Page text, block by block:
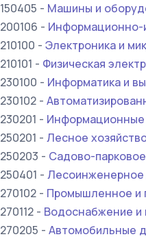
150405 - Машины и
200106 - Информационно-
210100 - Электроника и
210101 - Физическая
230100 - Информатика и
230102 -
230201 - Информационные
250201 - Лесное
250203 - Садово-
250401 -
270102 - Промышленное и
270112 - Водоснабжение
270205 - Автомобильные